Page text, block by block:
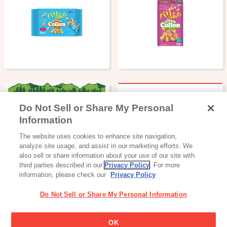
高原特選牛乳
製品の名前はどうやって決
Do Not Sell or Share My Personal
Information
The website uses cookies to enhance site navigation,
analyze site usage, and assist in our marketing efforts. We
also sell or share information about your use of our site with
third parties described in our Privacy Policy. For more
information, please check our
Privacy Policy
Do Not Sell or Share My Personal Information
OK